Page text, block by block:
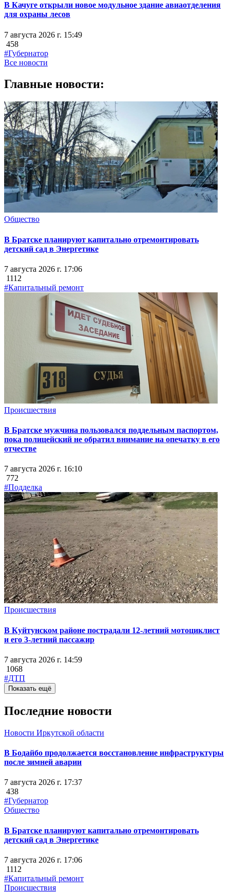
В Качуге открыли новое модульное здание авиаотделения
для охраны лесов
7 августа 2026 г. 15:49
458
#Губернатор
Все новости
Главные новости:
Общество
В Братске планируют капитально отремонтировать
детский сад в Энергетике
7 августа 2026 г. 17:06
1112
#Капитальный ремонт
Происшествия
В Братске мужчина пользовался поддельным паспортом,
пока полицейский не обратил внимание на опечатку в его
отчестве
7 августа 2026 г. 16:10
772
#Подделка
Происшествия
В Куйтунском районе пострадали 12-летний мотоциклист
и его 3-летний пассажир
7 августа 2026 г. 14:59
1068
#ДТП
Показать ещё
Последние новости
Новости Иркутской области
В Бодайбо продолжается восстановление инфраструктуры
после зимней аварии
7 августа 2026 г. 17:37
438
#Губернатор
Общество
В Братске планируют капитально отремонтировать
детский сад в Энергетике
7 августа 2026 г. 17:06
1112
#Капитальный ремонт
Происшествия